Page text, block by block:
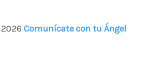
Comunícate con tu Ángel